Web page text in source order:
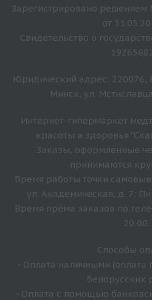
Зарегистрировано решением
от
Свидетельство о
Юридический адрес: 220076,
Минск, ул.
Интернет-гипермаркет
красоты и здоровья
Заказы, оформленные
принимаются
Время работы точки
ул. Академическая, д. 7:
Время прёма заказов по
20:00.
Способы
- Оплата наличными (оплата
белорусских
- Оплата с помощью